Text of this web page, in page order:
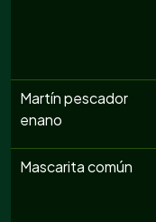
Martín pescador
enano
Mascarita común